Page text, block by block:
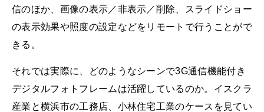
信のほか、画像の表示／非表示／削除、スライドショー
の表示効果や照度の設定などをリモートで行うことがで
きる。
それでは実際に、どのようなシーンで3G通信機能付き
デジタルフォトフレームは活躍しているのか。イスクラ
産業と横浜市の工務店、小林住宅工業のケースを見てい